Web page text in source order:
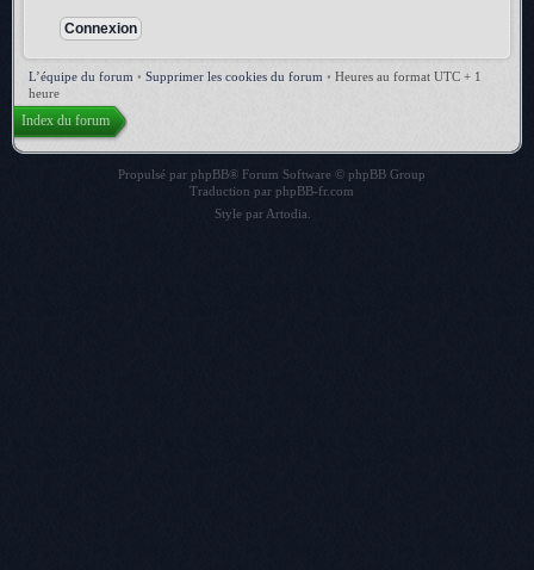
L’équipe du forum • Supprimer les cookies du forum • Heures au format UTC + 1
heure
Index du forum
Propulsé par phpBB® Forum Software © phpBB Group
Traduction par phpBB-fr.com
Style par Artodia